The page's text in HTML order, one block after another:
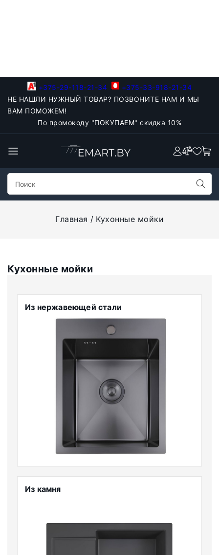
+375-29-118-21-34
+375-33-918-21-34
НЕ НАШЛИ НУЖНЫЙ ТОВАР? ПОЗВОНИТЕ НАМ И МЫ
ВАМ ПОМОЖЕМ!
По промокоду "ПОКУПАЕМ" скидка 10%
Главная Кухонные мойки
Кухонные мойки
Из нержавеющей стали
Из камня